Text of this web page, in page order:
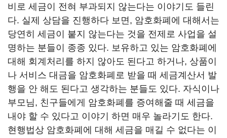
비로 세금이 전혀 부과되지 않는다는 이야기도 들린
다. 실제 상담을 진행하다 보면, 암호화폐에 대해서는
당연히 세금이 붙지 않는다는 것을 전제로 사업을 설
명하는 분들이 종종 있다. 보유하고 있는 암호화폐에
대해 회계처리를 하지 않아도 된다고 하거나, 상품이
나 서비스 대금을 암호화폐로 받을 때 세금계산서 발
행을 안 해도 된다고 생각하는 분들도 있다. 자식이나
부모님, 친구들에게 암호화폐를 증여해줄 때 세금을
내야 할 수 있다고 이야기 하면 매우 놀라기도 한다.
현행법상 암호화폐에 대해 세금을 매길 수 없다는 이